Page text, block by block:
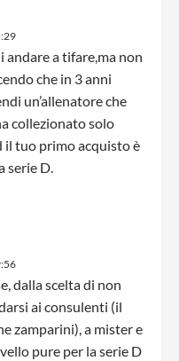
a tifare,ma non
che in 3 anni
un’allenatore che
collezionato solo
il tuo primo acquisto è
serie D.
dalla scelta di non
ai consulenti (il
zamparini), a mister e
pure per la serie D